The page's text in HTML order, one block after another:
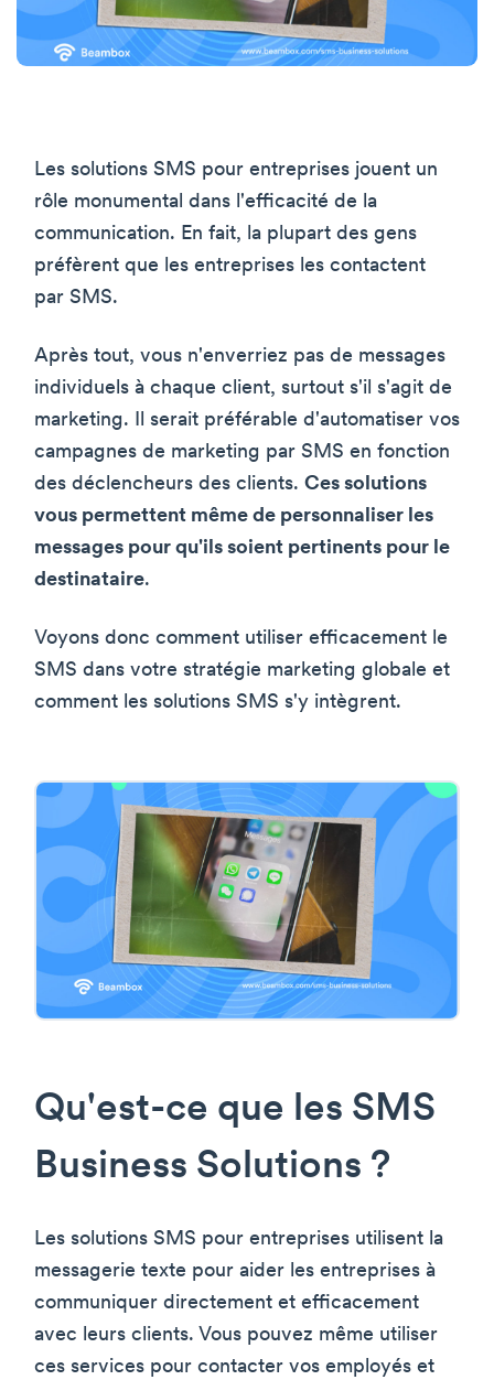
Les solutions SMS pour entreprises jouent un
rôle monumental dans l'efficacité de la
communication. En fait, la plupart des gens
préfèrent que les entreprises les contactent
par SMS.
Après tout, vous n'enverriez pas de messages
individuels à chaque client, surtout s'il s'agit de
marketing. Il serait préférable d'automatiser vos
campagnes de marketing par SMS en fonction
des déclencheurs des clients. Ces solutions
vous permettent même de personnaliser les
messages pour qu'ils soient pertinents pour le
destinataire.
Voyons donc comment utiliser efficacement le
SMS dans votre stratégie marketing globale et
comment les solutions SMS s'y intègrent.
Qu'est-ce que les SMS
Business Solutions ?
Les solutions SMS pour entreprises utilisent la
messagerie texte pour aider les entreprises à
communiquer directement et efficacement
avec leurs clients. Vous pouvez même utiliser
ces services pour contacter vos employés et